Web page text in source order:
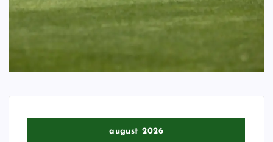
august 2026